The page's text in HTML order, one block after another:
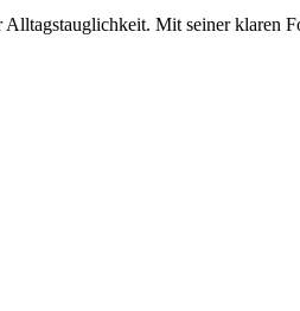
Mit seiner klaren